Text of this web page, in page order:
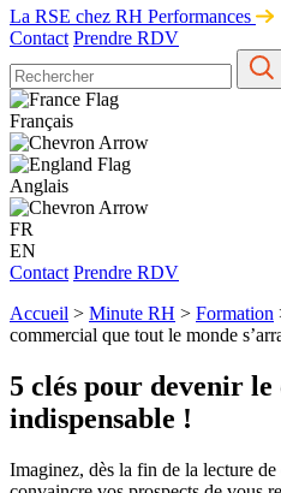
La RSE chez RH Performances
Contact Prendre RDV
Français
Anglais
FR
EN
Contact Prendre RDV
Accueil > Minute RH > Formation
commercial que tout le monde
5 clés pour devenir
indispensable !
Imaginez, dès la fin de la lecture